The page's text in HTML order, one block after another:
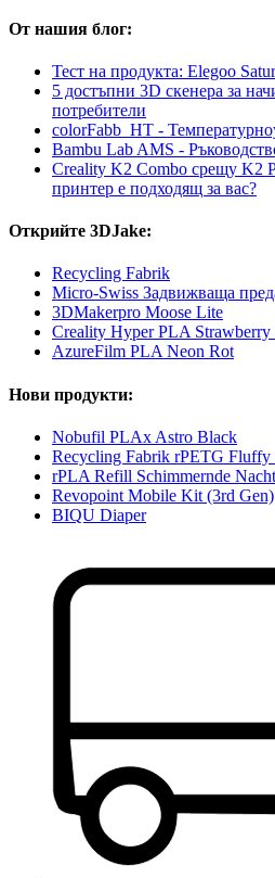
От нашия блог:
Тест на продукта: Elegoo
5 достъпни 3D скенера за
потребители
colorFabb_HT -
Bambu Lab AMS -
Creality K2 Combo срещу K2
принтер е подходящ за вас?
Открийте 3DJake:
Recycling Fabrik
Micro-Swiss Задвижваща
3DMakerpro Moose Lite
Creality Hyper PLA Strawberry
AzureFilm PLA Neon Rot
Нови продукти:
Nobufil PLAx Astro Black
Recycling Fabrik rPETG Fluffy
rPLA Refill Schimmernde
Revopoint Mobile Kit (3rd Gen)
BIQU Diaper